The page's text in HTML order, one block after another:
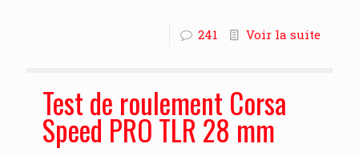
241 Voir la suite
Test de roulement Corsa
Speed PRO TLR 28 mm